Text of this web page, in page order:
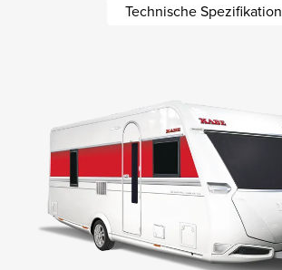
Technische Spezifikation